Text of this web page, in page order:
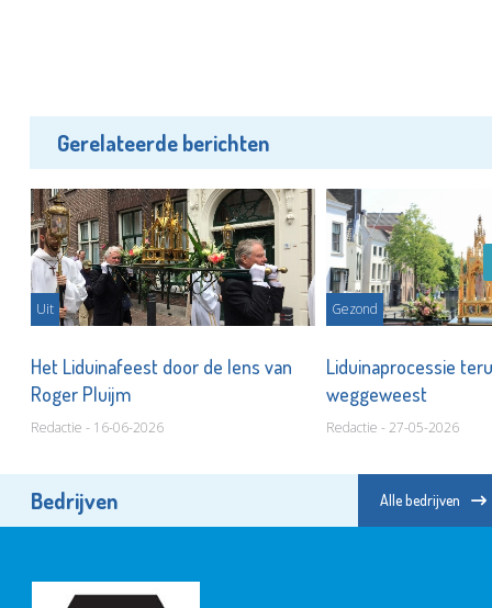
Gerelateerde berichten
Uit
Het Liduinafeest door de lens van
Roger Pluijm
Redactie - 16-06-2026
Gezond
Liduinaprocessie
weggeweest
Redactie - 27-05-2026
Bedrijven Alle bedrijven